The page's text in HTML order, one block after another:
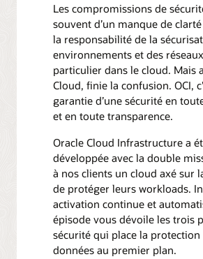
Les compromissions de
souvent d’un manque de
la responsabilité de la
environnements et des
particulier dans le cloud. Mais
Cloud, finie la confusion. OCI,
garantie d’une sécurité en
et en toute transparence.
Oracle Cloud Infrastructure a
développée avec la double
à nos clients un cloud axé sur
de protéger leurs workloads.
activation continue et
épisode vous dévoile les trois
sécurité qui place la protection
données au premier plan.